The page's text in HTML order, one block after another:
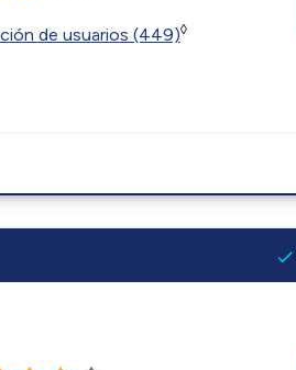
de usuarios (449)◊